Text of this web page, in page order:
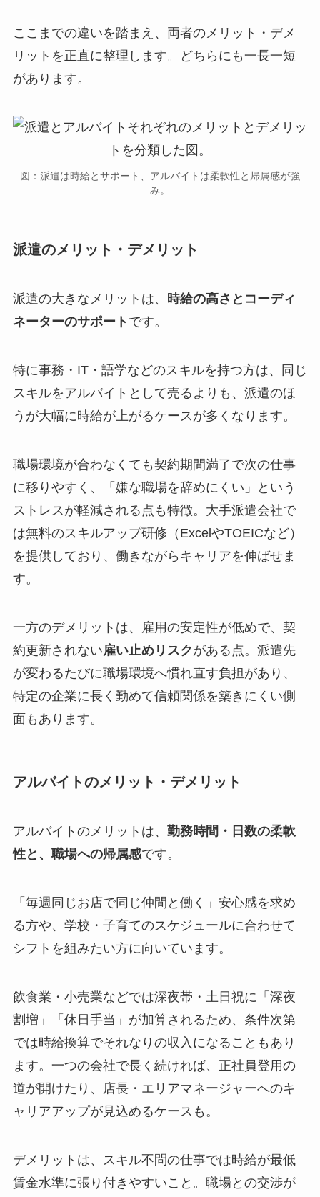
ここまでの違いを踏まえ、両者のメリット・デメ
リットを正直に整理します。どちらにも一長一短
があります。
図：派遣は時給とサポート、アルバイトは柔軟性と帰属感が強
み。
派遣のメリット・デメリット
派遣の大きなメリットは、 時給の高さとコーディ
ネーターのサポート です。
特に事務・IT・語学などのスキルを持つ方は、同じ
スキルをアルバイトとして売るよりも、派遣のほ
うが大幅に時給が上がるケースが多くなります。
職場環境が合わなくても契約期間満了で次の仕事
に移りやすく、「嫌な職場を辞めにくい」という
ストレスが軽減される点も特徴。大手派遣会社で
は無料のスキルアップ研修（ExcelやTOEICなど）
を提供しており、働きながらキャリアを伸ばせま
す。
一方のデメリットは、雇用の安定性が低めで、契
約更新されない雇い止めリスクがある点。派遣先
が変わるたびに職場環境へ慣れ直す負担があり、
特定の企業に長く勤めて信頼関係を築きにくい側
面もあります。
アルバイトのメリット・デメリット
アルバイトのメリットは、 勤務時間・日数の柔軟
性と、職場への帰属感です。
「毎週同じお店で同じ仲間と働く」安心感を求め
る方や、学校・子育てのスケジュールに合わせて
シフトを組みたい方に向いています。
飲食業・小売業などでは深夜帯・土日祝に「深夜
割増」「休日手当」が加算されるため、条件次第
では時給換算でそれなりの収入になることもあり
ます。一つの会社で長く続ければ、正社員登用の
道が開けたり、店長・エリアマネージャーへのキ
ャリアアップが見込めるケースも。
デメリットは、スキル不問の仕事では時給が最低
賃金水準に張り付きやすいこと。職場との交渉が